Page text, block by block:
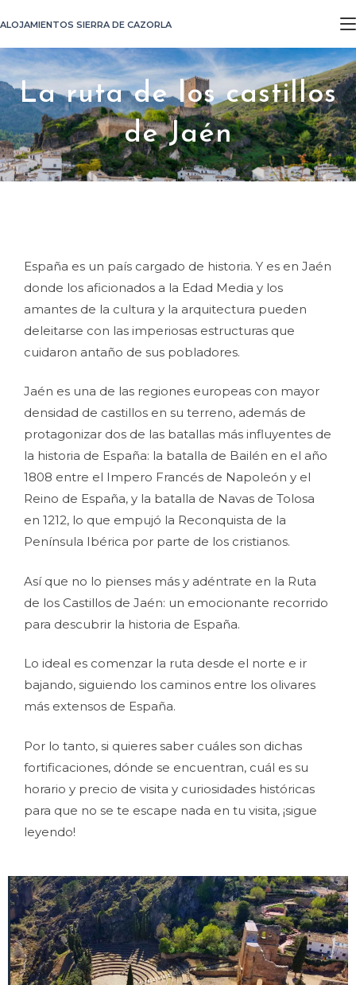
ALOJAMIENTOS SIERRA DE CAZORLA
La ruta de los castillos
de Jaén
España es un país cargado de historia. Y es en Jaén
donde los aficionados a la Edad Media y los
amantes de la cultura y la arquitectura pueden
deleitarse con las imperiosas estructuras que
cuidaron antaño de sus pobladores.
Jaén es una de las regiones europeas con mayor
densidad de castillos en su terreno, además de
protagonizar dos de las batallas más influyentes de
la historia de España: la batalla de Bailén en el año
1808 entre el Impero Francés de Napoleón y el
Reino de España, y la batalla de Navas de Tolosa
en 1212, lo que empujó la Reconquista de la
Península Ibérica por parte de los cristianos.
Así que no lo pienses más y adéntrate en la Ruta
de los Castillos de Jaén: un emocionante recorrido
para descubrir la historia de España.
Lo ideal es comenzar la ruta desde el norte e ir
bajando, siguiendo los caminos entre los olivares
más extensos de España.
Por lo tanto, si quieres saber cuáles son dichas
fortificaciones, dónde se encuentran, cuál es su
horario y precio de visita y curiosidades históricas
para que no se te escape nada en tu visita, ¡sigue
leyendo!